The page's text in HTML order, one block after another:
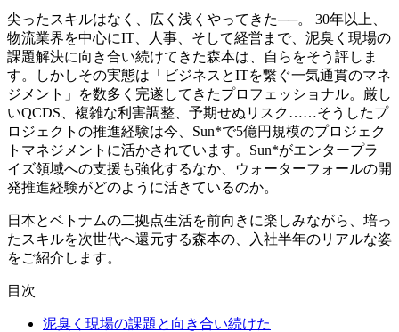
尖ったスキルはなく、広く浅くやってきた──。 30年以上、
物流業界を中心にIT、人事、そ して経営まで、泥臭く現場の
課題解決に向き合い続けてきた森本は、自らをそう評しま
す。しかしその実態は「ビジネスとITを繋ぐ一気通貫のマネ
ジメント」を数多く完遂してきたプロフェッショナル。厳し
いQCDS、複雑な利害調整、予期せぬリスク……そうしたプ
ロジェクトの推進経験は今、Sun*で5億円規模のプロジェク
トマネジメントに活かされています。Sun*がエンタープラ
イズ領域への支援も強化するなか、ウォーターフォールの開
発推進経験がどのように活きているのか。
日本とベトナムの二拠点生活を前向きに楽しみながら、培っ
たスキルを次世代へ還元する森本の、入社半年のリアルな姿
をご紹介します。
目次
泥臭く現場の課題と向き合い続けた